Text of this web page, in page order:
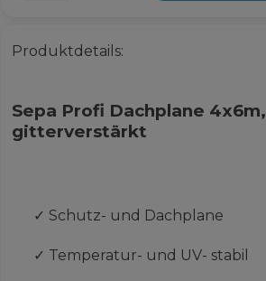
Produktdetails:
Sepa Profi Dachplane 4x6m,
gitterverstärkt
✓ Schutz- und Dachplane
✓ Temperatur- und UV- stabil